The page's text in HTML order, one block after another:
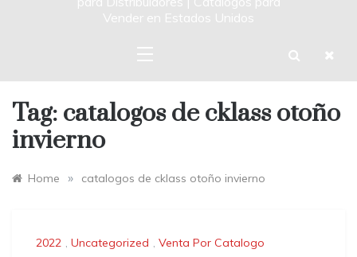
Vender en Estados Unidos
Tag: catalogos de cklass otoño
invierno
Home » catalogos de cklass otoño invierno
2022 , Uncategorized , Venta Por Catalogo